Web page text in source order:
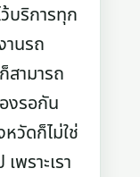
ว้บริการทุก
านรถ
สามารถ
งรอกัน
วัดก็ไม่ใช่
ราะเรา